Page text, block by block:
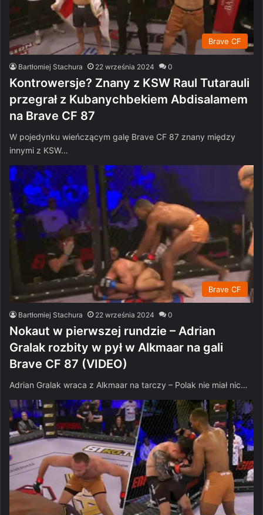
Brave CF
Bartłomiej Stachura 22 września 2024 0
Kontrowersje? Znany z KSW Raul Tutarauli
przegrał z Kubanychbekiem Abdisalamem
na Brave CF 87
W pojedynku wieńczącym galę Brave CF 87 znany między
innymi z KSW…
Brave CF
Bartłomiej Stachura 22 września 2024 0
Nokaut w pierwszej rundzie – Adrian
Gralak rozbity w pył w Alkmaar na gali
Brave CF 87 (VIDEO)
Adrian Gralak wraca z Alkmaar na tarczy – Polak nie miał nic…